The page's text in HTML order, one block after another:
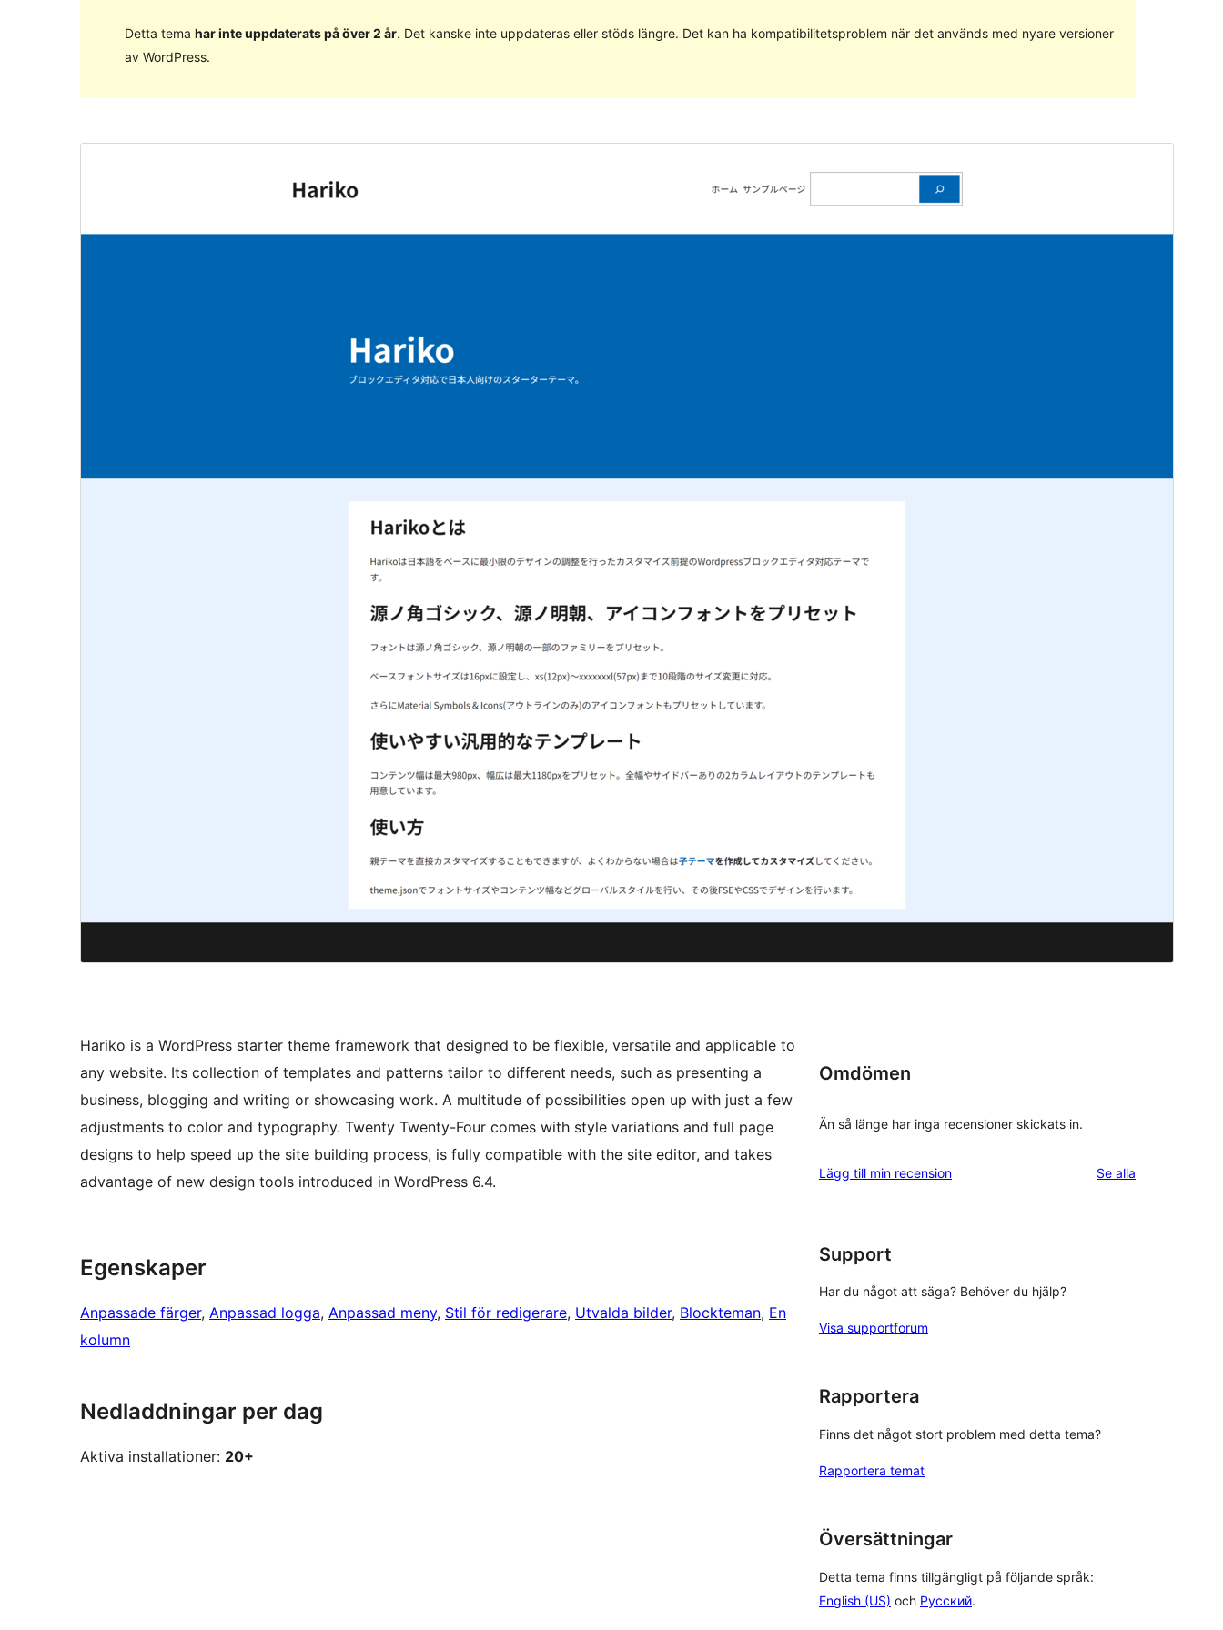
Detta tema har inte uppdaterats på över 2 år. Det kanske inte uppdateras eller stöds längre. Det kan ha kompatibilitetsproblem när det används med nyare versioner
av WordPress.
Aktiva installationer
20+
Hariko is a WordPress starter theme framework that designed to be flexible, versatile and applicable to
any website. Its collection of templates and patterns tailor to different needs, such as presenting a
business, blogging and writing or showcasing work. A multitude of possibilities open up with just a few
adjustments to color and typography. Twenty Twenty-Four comes with style variations and full page
designs to help speed up the site building process, is fully compatible with the site editor, and takes
advantage of new design tools introduced in WordPress 6.4.
Egenskaper
Anpassade färger, Anpassad logga, Anpassad meny, Stil för redigerare, Utvalda bilder, Blockteman, En
kolumn
Nedladdningar per dag
Aktiva installationer: 20+
Omdömen
Än så länge har inga recensioner skickats in.
Lägg till min recension Se alla
Support
Har du något att säga? Behöver du hjälp?
Visa supportforum
Rapportera
Finns det något stort problem med detta tema?
Rapportera temat
Översättningar
Detta tema finns tillgängligt på följande språk:
English (US) och Русский.